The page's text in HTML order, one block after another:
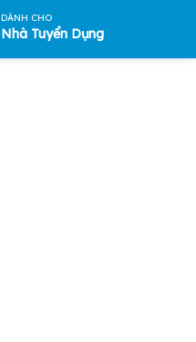
DÀNH CHO
Nhà Tuyển Dụng